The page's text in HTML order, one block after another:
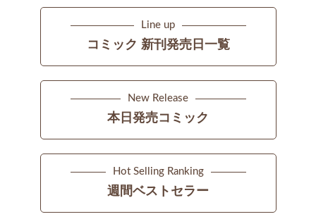
Line up
コミック 新刊発売日一覧
New Release
本日発売コミック
Hot Selling Ranking
週間ベストセラー